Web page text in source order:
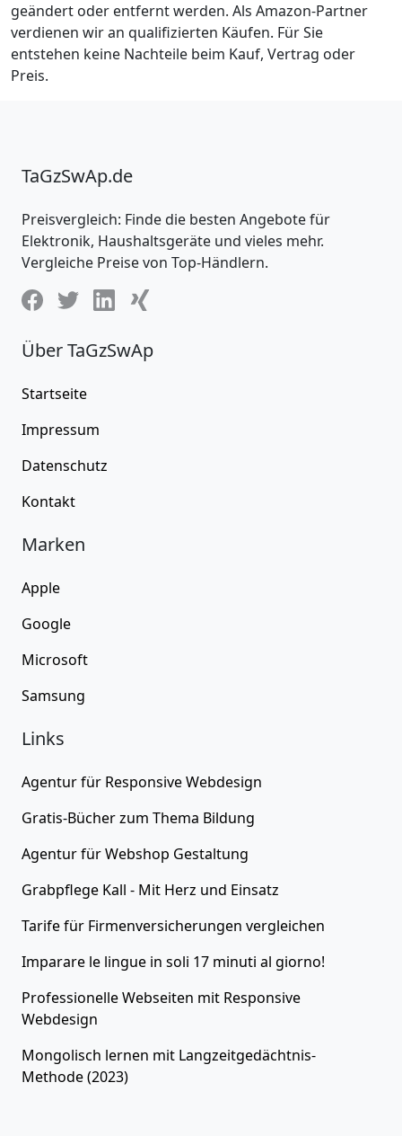
geändert oder entfernt werden. Als Amazon-Partner
verdienen wir an qualifizierten Käufen. Für Sie
entstehen keine Nachteile beim Kauf, Vertrag oder
Preis.
TaGzSwAp.de
Preisvergleich: Finde die besten Angebote für
Elektronik, Haushaltsgeräte und vieles mehr.
Vergleiche Preise von Top-Händlern.
Über TaGzSwAp
Startseite
Impressum
Datenschutz
Kontakt
Marken
Apple
Google
Microsoft
Samsung
Links
Agentur für Responsive Webdesign
Gratis-Bücher zum Thema Bildung
Agentur fürWebshop Gestaltung
Grabpflege Kall - Mit Herz und Einsatz
Tarife für Firmenversicherungen vergleichen
Imparare le lingue in soli 17 minuti al giorno!
Professionelle Webseiten mit Responsive
Webdesign
Mongolisch lernen mit Langzeitgedächtnis-
Methode (2023)